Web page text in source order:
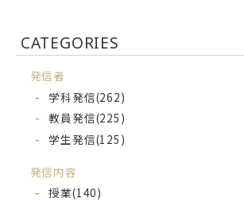
CATEGORIES
発信者
学科発信(262)
教員発信(225)
学生発信(125)
発信内容
授業(140)